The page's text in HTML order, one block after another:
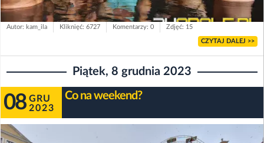
Autor: kam_ila Kliknięć: 6727 Komentarzy: 0 Zdjęć: 15
CZYTAJ DALEJ >>
Piątek, 8 grudnia 2023
08 GRU
2023
Co na weekend?